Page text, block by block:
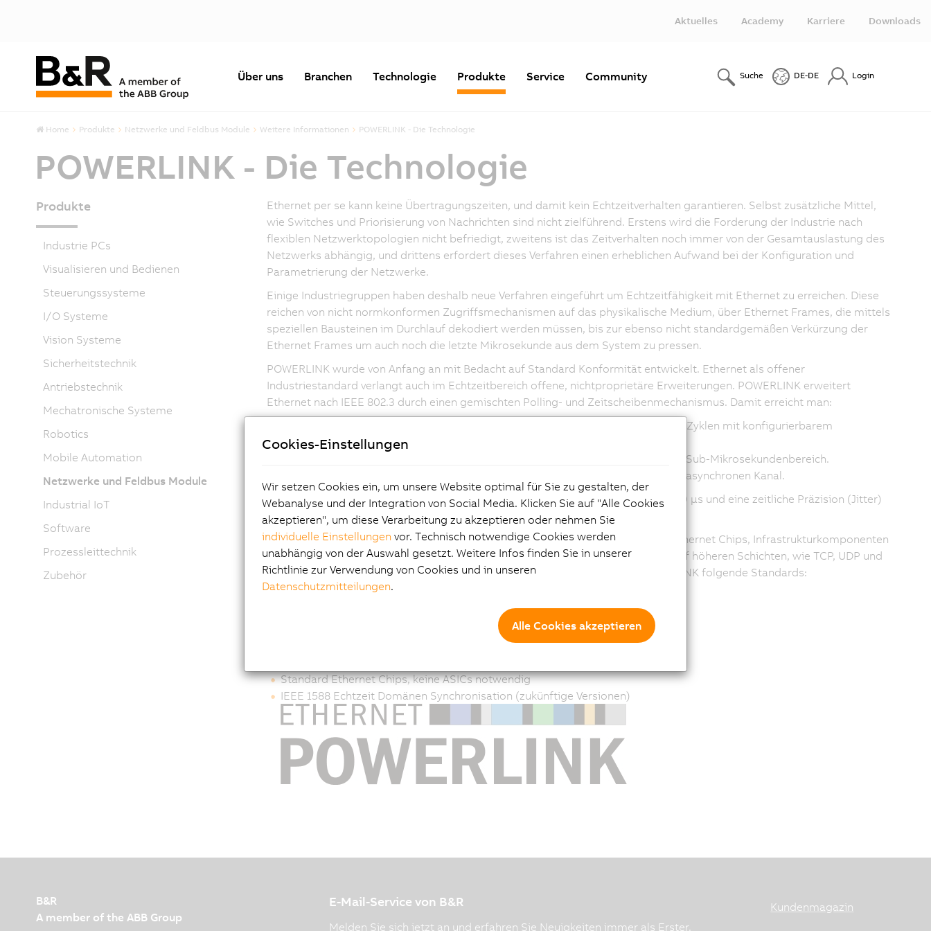
Aktuelles Academy Karriere Downloads
Über uns Branchen Technologie Produkte Service Community Suche DE-DE Login
Home Produkte Netzwerke und Feldbus Module Weitere Informationen POWERLINK - Die Technologie
POWERLINK - Die Technologie
Ethernet per se kann keine Übertragungszeiten, und damit kein Echtzeitverhalten garantieren. Selbst zusätzliche Mittel,
wie Switches und Priorisierung von Nachrichten sind nicht zielführend. Erstens wird die Forderung der Industrie nach
flexiblen Netzwerktopologien nicht befriedigt, zweitens ist das Zeitverhalten noch immer von der Gesamtauslastung des
Netzwerks abhängig, und drittens erfordert dieses Verfahren einen erheblichen Aufwand bei der Konfiguration und
Parametrierung der Netzwerke.
Einige Industriegruppen haben deshalb neue Verfahren eingeführt um Echtzeitfähigkeit mit Ethernet zu erreichen. Diese
reichen von nicht normkonformen Zugriffsmechanismen auf das physikalische Medium, über Ethernet Frames, die mittels
speziellen Bausteinen im Durchlauf dekodiert werden müssen, bis zur ebenso nicht standardgemäßen Verkürzung der
Ethernet Frames um auch noch die letzte Mikrosekunde aus dem System zu pressen.
POWERLINK wurde von Anfang an mit Bedacht auf Standard Konformität entwickelt. Ethernet als offener
Industriestandard verlangt auch im Echtzeitbereich offene, nichtproprietäre Erweiterungen. POWERLINKerweitert
Ethernet nach IEEE 802.3 durch einen gemischten Polling- und Zeitscheibenmechanismus. Damit erreicht man:
Die garantierte Übertragung von zeitkritischen Daten in sehr kurzen isochronen Zyklen mit konfigurierbarem
Zeitverhalten.
Die zeitliche Synchronisation aller Netzwerkknoten mit sehr hoher Präzision im Sub-Mikrosekundenbereich.
Die Übertragung des weniger zeitkritischen Datenaufkommens im reservierten asynchronen Kanal.
Aktuelle Implementierungen von POWERLINK erreichen Zykluszeiten von unter 200 μs und eine zeitliche Präzision (Jitter)
von besser als 1 μs.
Auf Grund der Standard Konformität von POWERLINK ist es möglich, Standard Ethernet Chips, Infrastrukturkomponenten
oder Test- und Messsysteme weiter zu verwenden. Alle IP-basierten Protokolle auf höheren Schichten, wie TCP, UDP und
darüber, können ohne Änderung eingesetzt werden. Im Einzelnen erfüllt POWERLINK folgende Standards:
IEEE 802.3 Fast Ethernet
Standard Ethernet Chips, keine ASICs notwendig
IEEE 1588 Echtzeit Domänen Synchronisation (zukünftige Versionen)
Produkte
Industrie PCs
Visualisieren und Bedienen
Steuerungssysteme
I/O Systeme
Vision Systeme
Sicherheitstechnik
Antriebstechnik
Mechatronische Systeme
Robotics
Mobile Automation
Netzwerke und Feldbus Module
Industrial IoT
Software
Prozessleittechnik
Zubehör
B&R
A member of the ABB Group
E-Mail-Service von B&R
Melden Sie sich jetzt an und erfahren Sie Neuigkeiten immer als Erster.
Kundenmagazin
Cookies-Einstellungen
Wir setzen Cookies ein, um unsere Website optimal für Sie zu gestalten, der
Webanalyse und der Integration von Social Media. Klicken Sie auf "Alle Cookies
akzeptieren", um diese Verarbeitung zu akzeptieren oder nehmen Sie
individuelle Einstellungen vor. Technisch notwendige Cookies werden
unabhängig von der Auswahl gesetzt. Weitere Infos finden Sie in unserer
Richtlinie zur Verwendung von Cookies und in unseren
Datenschutzmitteilungen.
Alle Cookies akzeptieren